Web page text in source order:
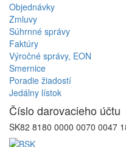
Objednávky
Zmluvy
Súhrnné správy
Faktúry
Výročné správy, EON
Smernice
Poradie žiadostí
Jedálny lístok
Číslo darovacieho účtu
SK82 8180 0000 0070 0047